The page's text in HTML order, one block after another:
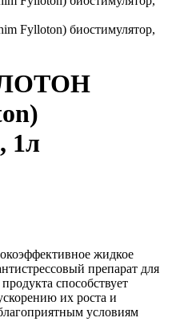
1л
жидкое
препарат для
способствует
их роста и
условиям